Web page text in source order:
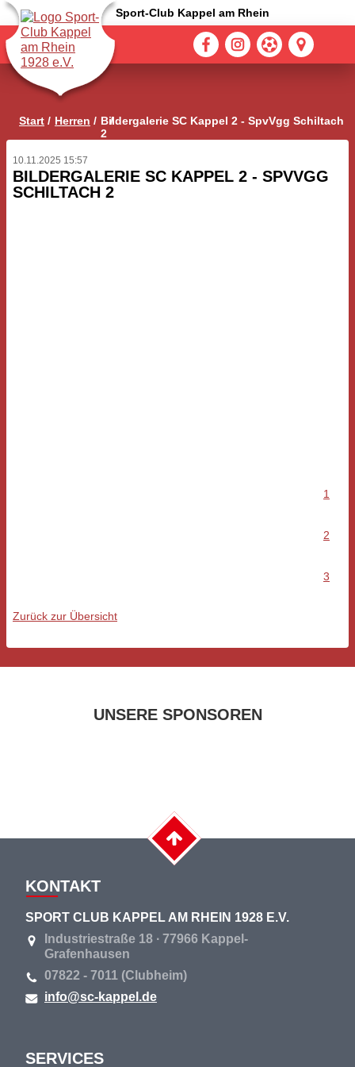
Sport-Club Kappel am Rhein
Start Herren
Bildergalerie SC Kappel 2 - SpvVgg Schiltach
2
10.11.2025 15:57
BILDERGALERIE SC KAPPEL 2 - SPVVGG
SCHILTACH 2
1
2
3
Zurück zur Übersicht
UNSERE SPONSOREN
KONTAKT
SPORT CLUB KAPPEL AM RHEIN 1928 E.V.
Industriestraße 18 ∙ 77966 Kappel-
Grafenhausen
07822 - 7011 (Clubheim)
info@sc-kappel.de
SERVICES